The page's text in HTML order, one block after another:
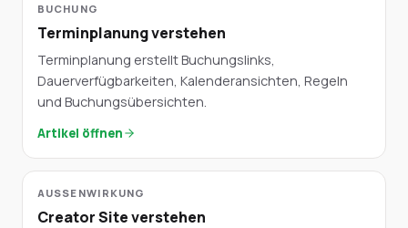
BUCHUNG
Terminplanung verstehen
Terminplanung erstellt Buchungslinks,
Dauerverfügbarkeiten, Kalenderansichten, Regeln
und Buchungsübersichten.
Artikel öffnen
AUSSENWIRKUNG
Creator Site verstehen